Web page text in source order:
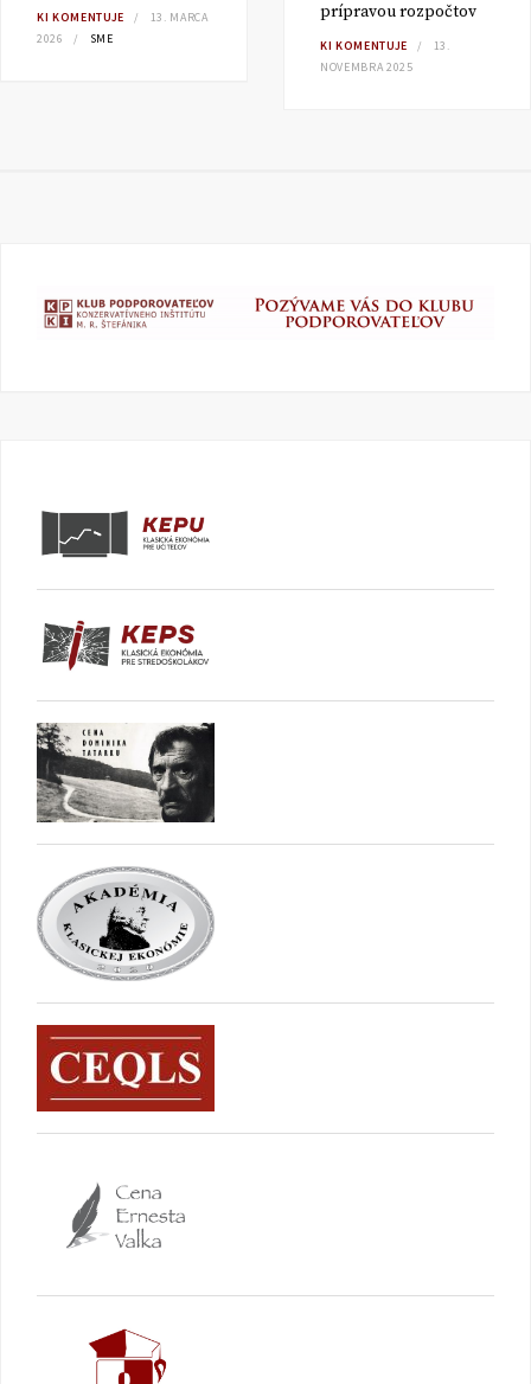
KI KOMENTUJE
13. MARCA
2026
SME
prípravou rozpočtov
KI KOMENTUJE
13.
NOVEMBRA 2025